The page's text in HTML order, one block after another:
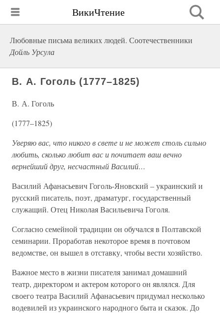
ВикиЧтение
Любовные письма великих людей. Соотечественники
Дойль Урсула
В. А. Гоголь (1777–1825)
В. А. Гоголь
(1777–1825)
Уверяю вас, что никого в свете и не может столь сильно
любить, сколько любит вас и почитает ваш вечно
вернейший друг, несчастный Василий…
Василий Афанасьевич Гоголь-Яновский – украинский и
русский писатель, поэт, драматург, государственный
служащий. Отец Николая Васильевича Гоголя.
Согласно семейной традиции он обучался в Полтавской
семинарии. Проработав некоторое время в почтовом
ведомстве, он вышел в отставку, чтобы вести хозяйство.
Важное место в жизни писателя занимал домашний
театр, директором и актером которого он являлся. Для
своего театра Василий Афанасьевич придумал несколько
водевилей из украинского народного быта и сказок. До